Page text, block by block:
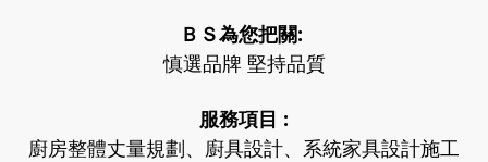
ＢＳ為您把關:
慎選品牌 堅持品質
服務項目 :
廚房整體丈量規劃、廚具設計、系統家具設計施工